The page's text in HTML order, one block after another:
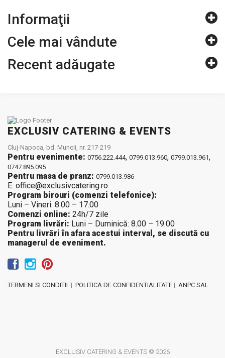
Informaţii
Cele mai vândute
Recent adăugate
EXCLUSIV CATERING & EVENTS
Cluj-Napoca, bd. Muncii, nr. 217-219
Pentru evenimente: 0756.222.444, 0799.013.960, 0799.013.961,
0747.895.095
Pentru masa de pranz: 0799.013.986
E: office@exclusivcatering.ro
Program birouri (comenzi telefonice):
Luni – Vineri: 8.00 – 17.00
Comenzi online: 24h/7 zile
Program livrări: Luni – Duminică: 8.00 – 19.00
Pentru livrări în afara acestui interval, se discută cu
managerul de eveniment.
TERMENI SI CONDITII | POLITICA DE CONFIDENTIALITATE | ANPC SAL
EXCLUSIV CATERING & EVENTS © 2026